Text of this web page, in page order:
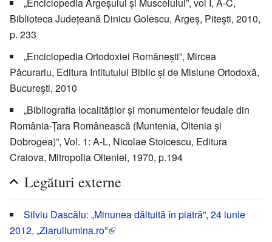
Biblioteca Judeţeană Dinicu Golescu, Argeş, Piteşti, 2010,
p. 233
„Enciclopedia Ortodoxiei Româneşti”, Mircea
Păcurariu, Editura Intitutului Biblic şi de Misiune Ortodoxă,
Bucureşti, 2010
„Bibliografia localităţilor şi monumentelor feudale din
România-Ţara Românească (Muntenia, Oltenia şi
Dobrogea)”, Vol. 1: A-L, Nicolae Stoicescu, Editura
Craiova, Mitropolia Olteniei, 1970, p.194
Legături externe
Silviu Dascălu: „Minunea dăltuită în piatră”, 24 iunie
2012, „Ziarullumina.ro”